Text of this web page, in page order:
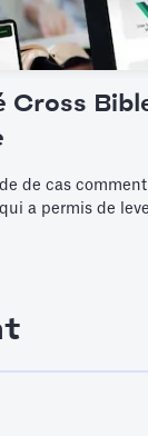
Cross
de cas
a permis de